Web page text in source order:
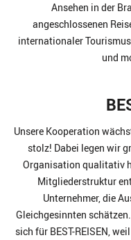
Ansehen in der
angeschlossenen
internationaler
und
Unsere Kooperation
stolz! Dabei legen wir
Organisation qualitativ
Mitgliederstruktur
Unternehmer, die
Gleichgesinnten
sich für BEST-REISEN,